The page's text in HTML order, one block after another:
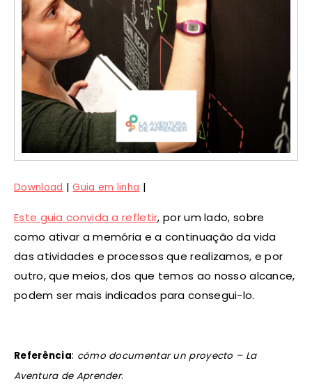
Download |Guia em linha |
Este guia convida a refletir, por um lado, sobre
como ativar a memória e a continuação da vida
das atividades e processos que realizamos, e por
outro, que meios, dos que temos ao nosso alcance,
podem ser mais indicados para consegui-lo.
Referência: cómo documentar un proyecto – La
Aventura de Aprender.